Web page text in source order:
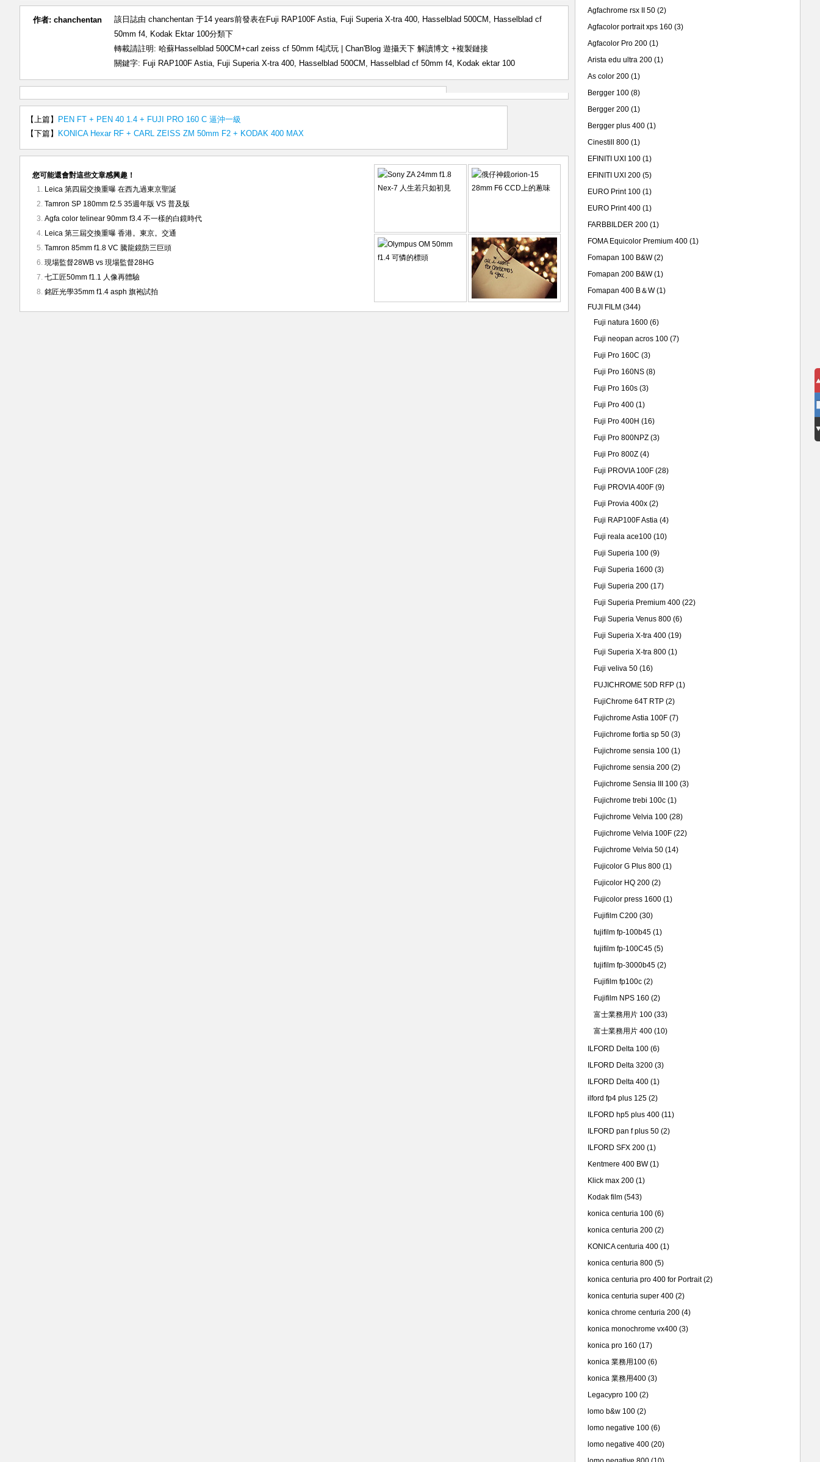
作者: chanchentan 該日誌由 chanchentan 于14 years前發表在Fuji RAP100F Astia, Fuji Superia X-tra 400, Hasselblad 500CM , Hasselblad cf
50mm f4, Kodak Ektar 100分類下
轉載請註明: 哈蘇Hasselblad 500CM+carl zeiss cf 50mm f4試玩 | Chan'Blog 遊攝天下 解讀博文 +複製鏈接
關鍵字: Fuji RAP100F Astia, Fuji Superia X-tra 400, Hasselblad 500CM , Hasselblad cf 50mm f4, Kodak ektar 100
【上篇】
PEN FT + PEN 40 1.4 + FUJI PRO 160 C 逼沖一級
【下篇】
KONICA Hexar RF + CARL ZEISS ZM 50mm F2 + KODAK 400 MAX
您可能還會對這些文章感興趣！
Leica 第四屆交換重曝 在西九過東京聖誕
Tamron SP 180mm f2.5 35週年版 VS 普及版
Agfa color telinear 90mm f3.4 不一樣的白鏡時代
Leica 第三屆交換重曝 香港。東京。交通
Tamron 85mm f1.8 VC 騰龍鏡防三巨頭
現場監督28WB vs 現場監督28HG
七工匠50mm f1.1 人像再體驗
銘匠光學35mm f1.4 asph 旗袍試拍
Agfachrome rsx II 50 (2)
Agfacolor portrait xps 160 (3)
Agfacolor Pro 200 (1)
Arista edu ultra 200 (1)
As color 200 (1)
Bergger 100 (8)
Bergger 200 (1)
Bergger plus 400 (1)
Cinestill 800 (1)
EFINITI UXI 100 (1)
EFINITI UXI 200 (5)
EURO Print 100 (1)
EURO Print 400 (1)
FARBBILDER 200 (1)
FOMA Equicolor Premium 400 (1)
Fomapan 100 B&W(2)
Fomapan 200 B&W(1)
Fomapan 400 B＆W(1)
FUJI FILM (344)
Fuji natura 1600 (6)
Fuji neopan acros 100 (7)
Fuji Pro 160C (3)
Fuji Pro 160NS (8)
Fuji Pro 160s (3)
Fuji Pro 400 (1)
Fuji Pro 400H (16)
Fuji Pro 800NPZ (3)
Fuji Pro 800Z (4)
Fuji PROVIA 100F (28)
Fuji PROVIA 400F (9)
Fuji Provia 400x (2)
Fuji RAP100F Astia (4)
Fuji reala ace100 (10)
Fuji Superia 100 (9)
Fuji Superia 1600 (3)
Fuji Superia 200 (17)
Fuji Superia Premium 400 (22)
Fuji Superia Venus 800 (6)
Fuji Superia X-tra 400 (19)
Fuji Superia X-tra 800 (1)
Fuji veliva 50 (16)
FUJICHROME 50D RFP (1)
FujiChrome 64T RTP (2)
Fujichrome Astia 100F (7)
Fujichrome fortia sp 50 (3)
Fujichrome sensia 100 (1)
Fujichrome sensia 200 (2)
Fujichrome Sensia III 100 (3)
Fujichrome trebi 100c (1)
Fujichrome Velvia 100 (28)
Fujichrome Velvia 100F (22)
Fujichrome Velvia 50 (14)
Fujicolor G Plus 800 (1)
Fujicolor HQ 200 (2)
Fujicolor press 1600 (1)
Fujifilm C200 (30)
fujifilm fp-100b45 (1)
fujifilm fp-100C45 (5)
fujifilm fp-3000b45 (2)
Fujifilm fp100c (2)
Fujifilm NPS 160 (2)
富士業務用片 100 (33)
富士業務用片 400 (10)
ILFORD Delta 100 (6)
ILFORD Delta 3200 (3)
ILFORD Delta 400 (1)
ilford fp4 plus 125 (2)
ILFORD hp5 plus 400 (11)
ILFORD pan f plus 50 (2)
ILFORD SFX 200 (1)
Kentmere 400 BW(1)
Klick max 200 (1)
Kodak film (543)
konica centuria 100 (6)
konica centuria 200 (2)
KONICA centuria 400 (1)
konica centuria 800 (5)
konica centuria pro 400 for Portrait(2)
konica centuria super 400 (2)
konica chrome centuria 200 (4)
konica monochrome vx400 (3)
konica pro 160 (17)
konica 業務用100 (6)
konica 業務用400 (3)
Legacypro 100 (2)
lomo b&w 100 (2)
lomo negative 100 (6)
lomo negative 400 (20)